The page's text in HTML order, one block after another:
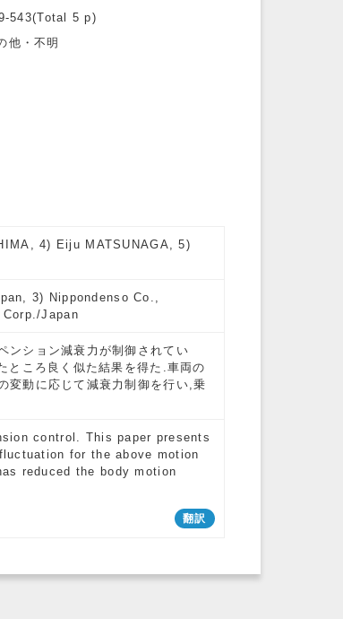
543(Total 5 p)
他・不明
4) Eiju MATSUNAGA, 5)
3) Nippondenso Co.,
Japan
ンション減衰力が制御されてい
ところ良く似た結果を得た.車両の
変動に応じて減衰力制御を行い,乗
control. This paper presents
for the above motion
reduced the body motion
翻訳